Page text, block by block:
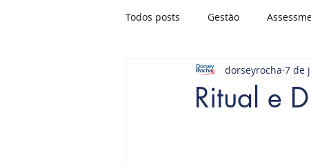
Todos posts Gestão
Gestão por Competência
Ritual e
dorseyrocha 7 de